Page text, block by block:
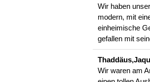
Wir haben
modern, mit
einheimische
gefallen mit
Wir waren am